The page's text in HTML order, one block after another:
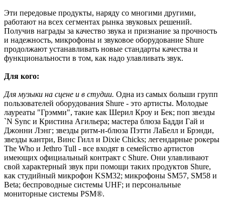
Эти передовые продукты, наряду со многими другими,
работают на всех сегментах рынка звуковых решений.
Получив награды за качество звука и признание за прочность
и надежность, микрофоны и звуковое оборудование Shure
продолжают устанавливать новые стандарты качества и
функциональности в том, как надо улавливать звук.
Для кого:
Для музыки на сцене и в студии. Одна из самых больши групп
пользователей оборудования Shure - это артисты. Молодые
лауреаты "Грэмми", такие как Шерил Кроу и Бек; поп звезды
`N Sync и Кристина Агильера; мастера блюза Бадди Гай и
Джонни Лэнг; звезды ритм-н-блюза Пэтти ЛаБелл и Брэнди,
звезды кантри, Винс Гилл и Dixie Chicks; легендарные рокеры
The Who и Jethro Tull - все входят в семейство артистов
имеющих официальный контракт с Shure. Они улавливают
свой характерный звук при помощи таких продуктов Shure,
как студийный микрофон KSM32; микрофоны SM57, SM58 и
Beta; беспроводные системы UHF; и персональные
мониторные системы PSM®.